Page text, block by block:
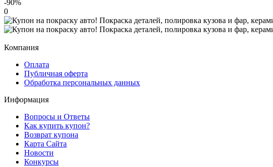
-90%
0
Компания
Оплата
Публичная оферта
Обработка персональных данных
Информация
Вопросы и Ответы
Как купить купон?
Возврат купона
Карта Сайта
Новости
Конкурсы